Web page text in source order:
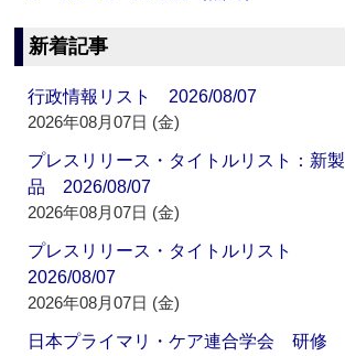
新着記事
行政情報リスト 2026/08/07
2026年08月07日 (金)
プレスリリース・タイトルリスト：新製
品 2026/08/07
2026年08月07日 (金)
プレスリリース・タイトルリスト
2026/08/07
2026年08月07日 (金)
日本プライマリ・ケア連合学会 研修